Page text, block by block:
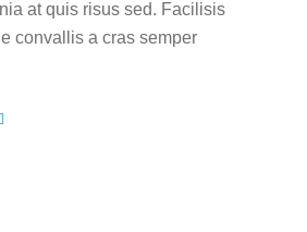
at quis risus sed. Facilisis
convallis a cras semper